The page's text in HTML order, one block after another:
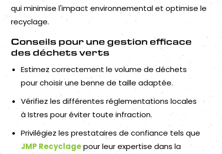
qui minimise l'impact environnemental et optimise le
recyclage.
Conseils pour une gestion efficace
des déchets verts
Estimez correctement le volume de déchets
pour choisir une benne de taille adaptée.
Vérifiez les différentes réglementations locales
à Istres pour éviter toute infraction.
Privilégiez les prestataires de confiance tels que
JMP Recyclagepour leur expertise dans la